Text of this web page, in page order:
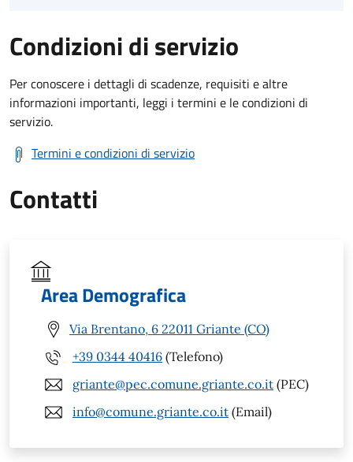
Condizioni di servizio
Per conoscere i dettagli di scadenze, requisiti e altre
informazioni importanti, leggi i termini e le condizioni di
servizio.
Termini e condizioni di servizio
Contatti
Area Demografica
Via Brentano, 6 22011 Griante (CO)
+39 0344 40416 (Telefono)
griante@pec.comune.griante.co.it (PEC)
info@comune.griante.co.it (Email)